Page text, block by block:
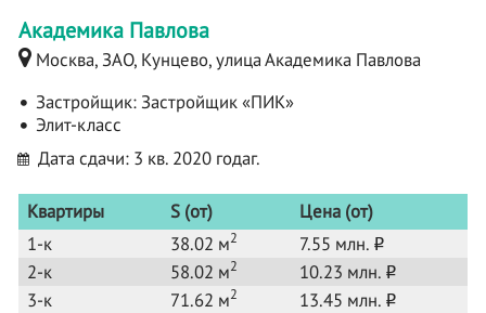
Академика Павлова
Москва, ЗАО, Кунцево, улица Академика Павлова
Застройщик:Застройщик «ПИК»
Элит-класс
Дата сдачи: 3 кв. 2020 годаг.
Квартиры S (от)
Цена (от)
1-к
38.02 м2 7.55 млн. o
2-к 58.02 м2 10.23 млн. o
3-к 71.62 м2 13.45 млн. o